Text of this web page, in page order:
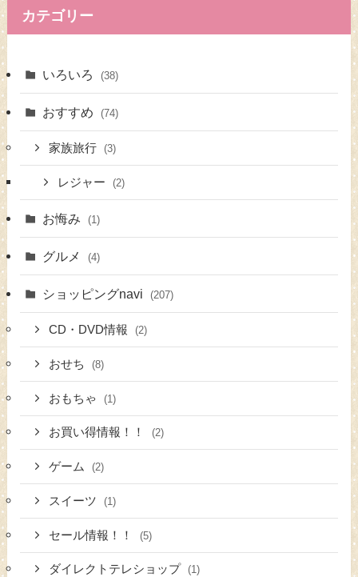
カテゴリー
いろいろ (38)
おすすめ (74)
家族旅行 (3)
レジャー (2)
お悔み (1)
グルメ (4)
ショッピングnavi (207)
CD・DVD情報 (2)
おせち (8)
おもちゃ (1)
お買い得情報！！ (2)
ゲーム (2)
スイーツ (1)
セール情報！！ (5)
ダイレクトテレショップ (1)